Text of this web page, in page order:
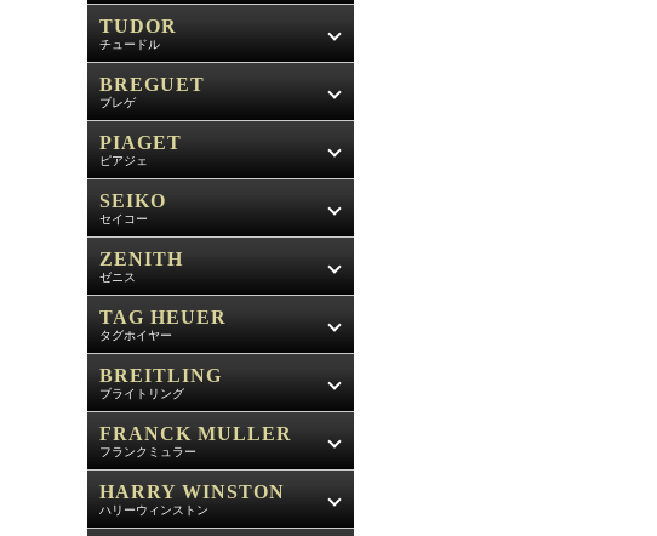
TUDOR
チュードル
BREGUET
ブレゲ
PIAGET
ピアジェ
SEIKO
セイコー
ZENITH
ゼニス
TAG HEUER
タグホイヤー
BREITLING
ブライトリング
FRANCK MULLER
フランクミュラー
HARRY WINSTON
ハリーウィンストン